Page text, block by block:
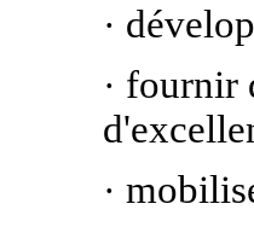
·
· fournir
·